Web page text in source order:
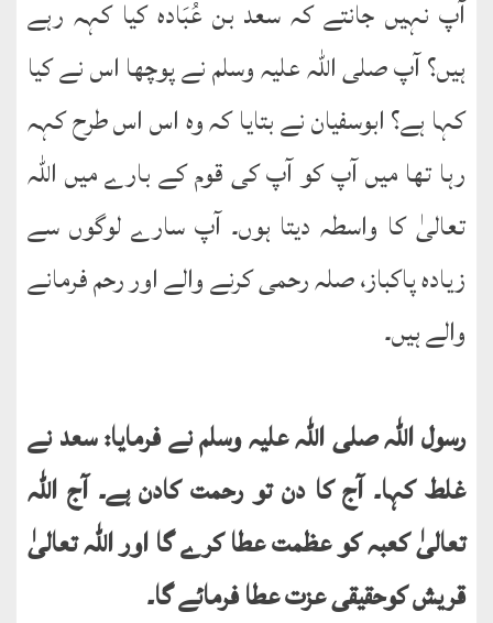
آپ نہیں جانتے کہ سعد بن عُبَادہ کیا کہہ رہے
ہیں؟ آپ صلی اللہ علیہ وسلم نے پوچھا اس نے کیا
کہا ہے؟ ابوسفیان نے بتایا کہ وہ اس اس طرح کہہ
رہا تھا میں آپ کو آپ کی قوم کے بارے میں اللہ
تعالیٰ کا واسطہ دیتا ہوں۔ آپ سارے لوگوں سے
زیادہ پاکباز، صلہ رحمی کرنے والے اور رحم فرمانے
والے ہیں۔
رسول اللہ صلی اللہ علیہ وسلم نے فرمایا: سعد نے
غلط کہا۔ آج کا دن تو رحمت کادن ہے۔ آج اللہ
تعالیٰ کعبہ کو عظمت عطا کرے گا اور اللہ تعالیٰ
قریش کوحقیقی عزت عطا فرمائے گا۔